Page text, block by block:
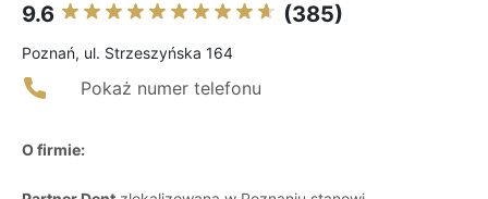
9.6 (385)
Poznań, ul. Strzeszyńska 164
Pokaż numer telefonu
O firmie: